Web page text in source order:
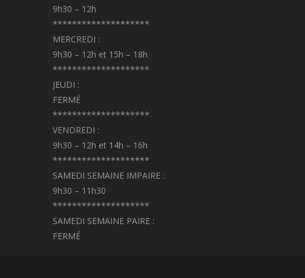
9h30 – 12h
********************
MERCREDI :
9h30 – 12h et 15h – 18h
********************
JEUDI :
FERMÉ
********************
VENDREDI :
9h30 – 12h et 14h – 16h
********************
SAMEDI SEMAINE IMPAIRE :
9h30 – 11h30
********************
SAMEDI SEMAINE PAIRE :
FERMÉ